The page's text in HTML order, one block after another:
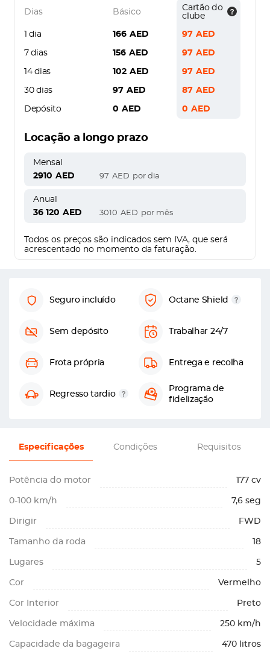
Dias Básico
Cartão do
clube
1 dia 166 AED 97 AED
7 dias 156 AED 97 AED
14 dias 102 AED 97 AED
30 dias 97 AED 87 AED
Depósito 0 AED 0 AED
Locação a longo prazo
Mensal
2910 AED 97 AED por dia
Anual
36 120 AED 3010 AED por mês
Todos os preços são indicados sem IVA, que será
acrescentado no momento da faturação.
Seguro incluído Octane Shield
Sem depósito Trabalhar 24/7
Frota própria Entrega e recolha
Regresso tardio
Programa de
fidelização
Especificações Condições Requisitos
Potência do motor 177 cv
0-100 km/h 7,6 seg
Dirigir FWD
Tamanho da roda 18
Lugares 5
Cor Vermelho
Cor Interior Preto
Velocidade máxima 250 km/h
Capacidade da bagageira 470 litros